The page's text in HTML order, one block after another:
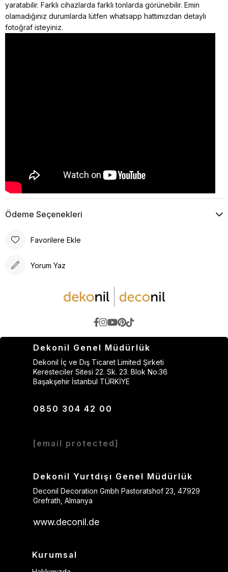
yaratabilir. Farklı cihazlarda farklı tonlarda görünebilir. Emin
olamadığınız durumlarda lütfen whatsapp hattımızdan detaylı
fotoğraf isteyiniz.
Ödeme Seçenekleri
Favorilere Ekle
Yorum Yaz
Dekonil Genel Müdürlük
Dekonil İç ve Dış Ticaret Limited Şirketi
Keresteciler Sitesi 22. Sk. 23. Blok No:36
Başakşehir İstanbul TÜRKİYE
0850 304 42 00
[email protected]
Dekonil Yurtdışı Genel Müdürlük
Deconil Decoration Gmbh Pastoratshof 23, 47929
Grefrath, Almanya
www.deconil.de
Kurumsal